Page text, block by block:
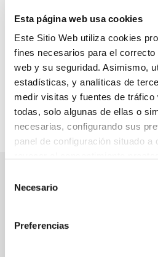
Esta página web usa cookies
Este Sitio Web utiliza cookies
fines necesarios para el
web y su seguridad. Asimismo,
estadísticas, y analíticas de
medir visitas y fuentes de tráfico
todas, solo algunas de ellas o
necesarias, configurando sus
panel de configuración situado a
consultar nuestra política de
Necesario
Preferencias
PROTECCIÓN DE DATOS
PUBLICACIONES JURÍDICAS
WEBINARS Y PONENCIAS
Foro empresarial
SPAIN SUMMIT 2018